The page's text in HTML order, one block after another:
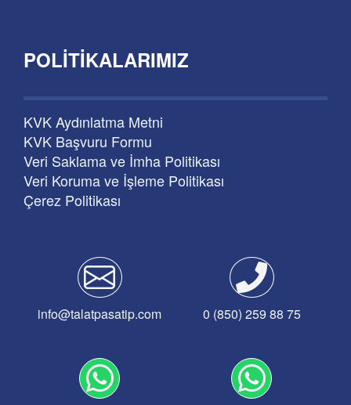
POLITIKALARIMIZ
KVK Aydınlatma Metni
KVK Başvuru Formu
Veri Saklama ve İmha Politikası
Veri Koruma ve İşleme Politikası
Çerez Politikası
info@talatpasatip.com 0 (850) 259 88 75